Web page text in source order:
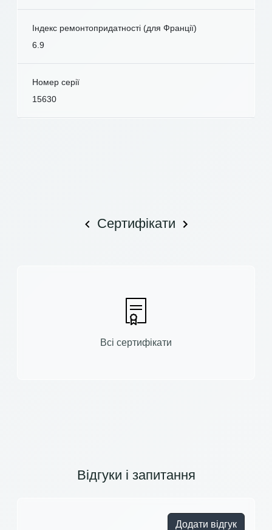
Індекс ремонтопридатності (для Франції)
6.9
Номер серії
15630
Сертифікати
Всі сертифікати
Відгуки і запитання
Додати відгук